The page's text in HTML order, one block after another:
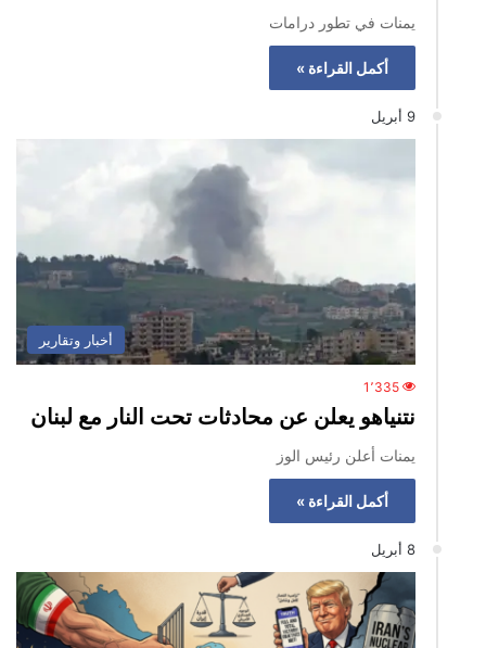
يمنات في تطور درامات
أكمل القراءة »
9 أبريل
أخبار وتقارير
1٬335
نتنياهو يعلن عن محادثات تحت النار مع لبنان
يمنات أعلن رئيس الوز
أكمل القراءة »
8 أبريل